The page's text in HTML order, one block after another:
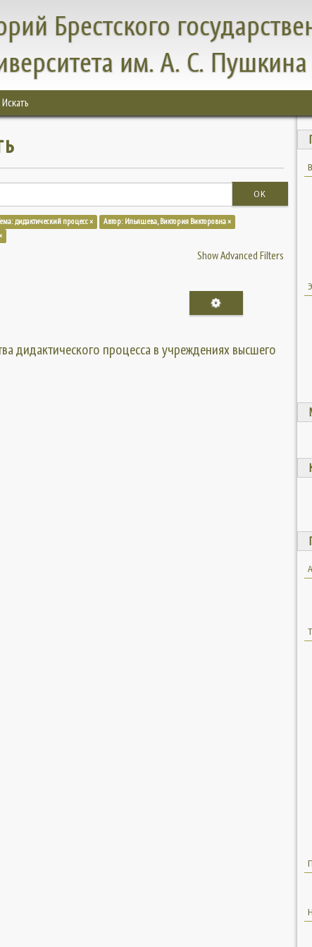
Брестского
им. А. С. Пушкина
Искать
OK
дидактический процесс ×
Автор: Ильяшева, Виктория Викторовна ×
Show Advanced Filters
дидактического процесса в учреждениях высшего